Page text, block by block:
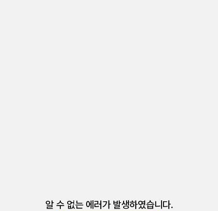
알 수 없는 에러가 발생하였습니다.